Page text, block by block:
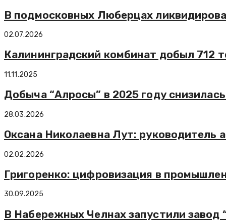
В подмосковных Люберцах
02.07.2026
Калининградский комбинат добыл 712
11.11.2025
Добыча “Алросы” в 2025 году
28.03.2026
Оксана Николаевна Лут: руководитель
02.02.2026
Григоренко: цифровизация в
30.09.2025
В Набережных Челнах запустили